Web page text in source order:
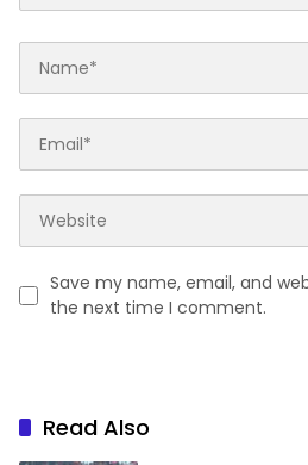
Save my name, email, and
the next time I comment.
Read Also